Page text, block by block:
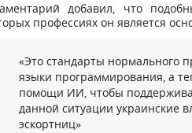
добавил, что
профессиях он является
«Это стандарты нормального
языки программирования, а
помощи ИИ, чтобы
данной ситуации украинские
эскортниц»